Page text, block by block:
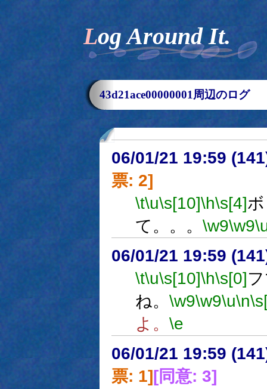
Log Around It.
43d21ace00000001周辺のログ
06/01/21 19:59
票: 2]
\t\u\s[10]\h\s[4]
て。。。 \w9\w9
06/01/21 19:59
\t\u\s[10]\h\s[0]
ね。 \w9\w9\u\n
よ。 \e
06/01/21 19:59
票: 1] [同意: 3]